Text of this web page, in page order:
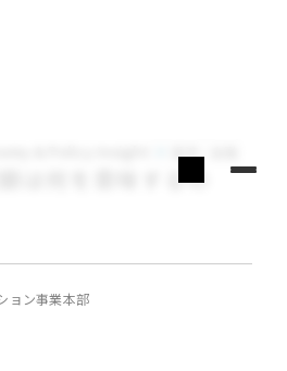
& Policy Insight
は何を意味するの
ョン事業本部